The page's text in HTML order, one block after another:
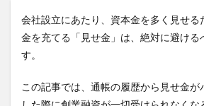
会社設立にあたり、資本金を多く見せる
金を充てる「見せ金」は、絶対に避ける
す。
この記事では、通帳の履歴から見せ金が